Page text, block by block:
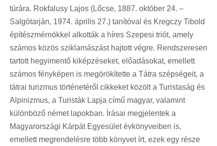
túrára. Rokfalusy Lajos (Lőcse, 1887. október 24. –
Salgótarján, 1974. április 27.) tanítóval és Kregczy Tibold
építészmérnökkel alkották a híres Szepesi triót, amely
számos közös sziklamászást hajtott végre. Rendszeresen
tartott hegyimentő kiképzéseket, előadásokat, emellett
számos fényképen is megörökítette a Tátra szépségeit, a
tátrai turizmus történetéről cikkeket közölt a Turistaság és
Alpinizmus, a Turisták Lapja című magyar, valamint
különböző német lapokban. Írásai megjelentek a
Magyarországi Kárpát Egyesület évkönyveiben is,
emellett megrendelésre több könyvet írt, ezek egy része